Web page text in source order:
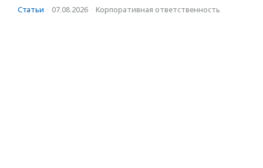
Статьи · 07.08.2026 · Корпоративная ответственность